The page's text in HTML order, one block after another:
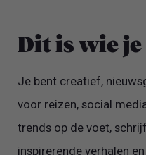
Dit is wie
Je bent creatief,
voor reizen, social
trends op de voet,
inspirerende verhalen